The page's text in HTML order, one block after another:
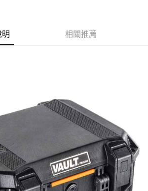
星展（台灣）商業銀行
永豐商業銀行
」】
到商品之後才付款」的支付方式。 讓您購物簡單
、不需綁卡、不需儲值。
，簡訊認證，即可結帳。
服務後，再付款。
相關推薦